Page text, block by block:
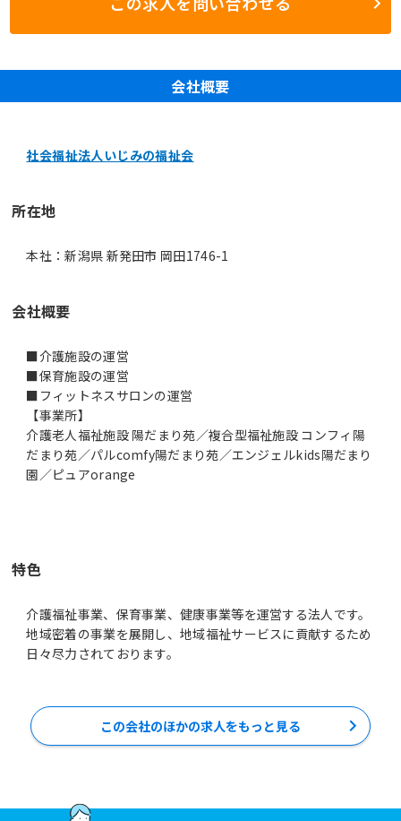
会社概要
社会福祉法人いじみの福祉会
所在地
本社：新潟県 新発田市 岡田1746-1
会社概要
■介護施設の運営
■保育施設の運営
■フィットネスサロンの運営
【事業所】
介護老人福祉施設 陽だまり苑／複合型福祉施設 コンフィ陽
だまり苑／パルcomfy陽だまり苑／エンジェルkids陽だまり
園／ピュアorange
特色
介護福祉事業、保育事業、健康事業等を運営する法人です。
地域密着の事業を展開し、地域福祉サービスに貢献するため
日々尽力されております。
この会社のほかの求人をもっと見る